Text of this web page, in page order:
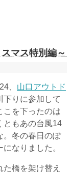
マス特別編～
、 山口アウトド
下りに参加して
こを下ったのは
ともあの台風14
。冬の春日のぽ
なりました。
橋を架け替え